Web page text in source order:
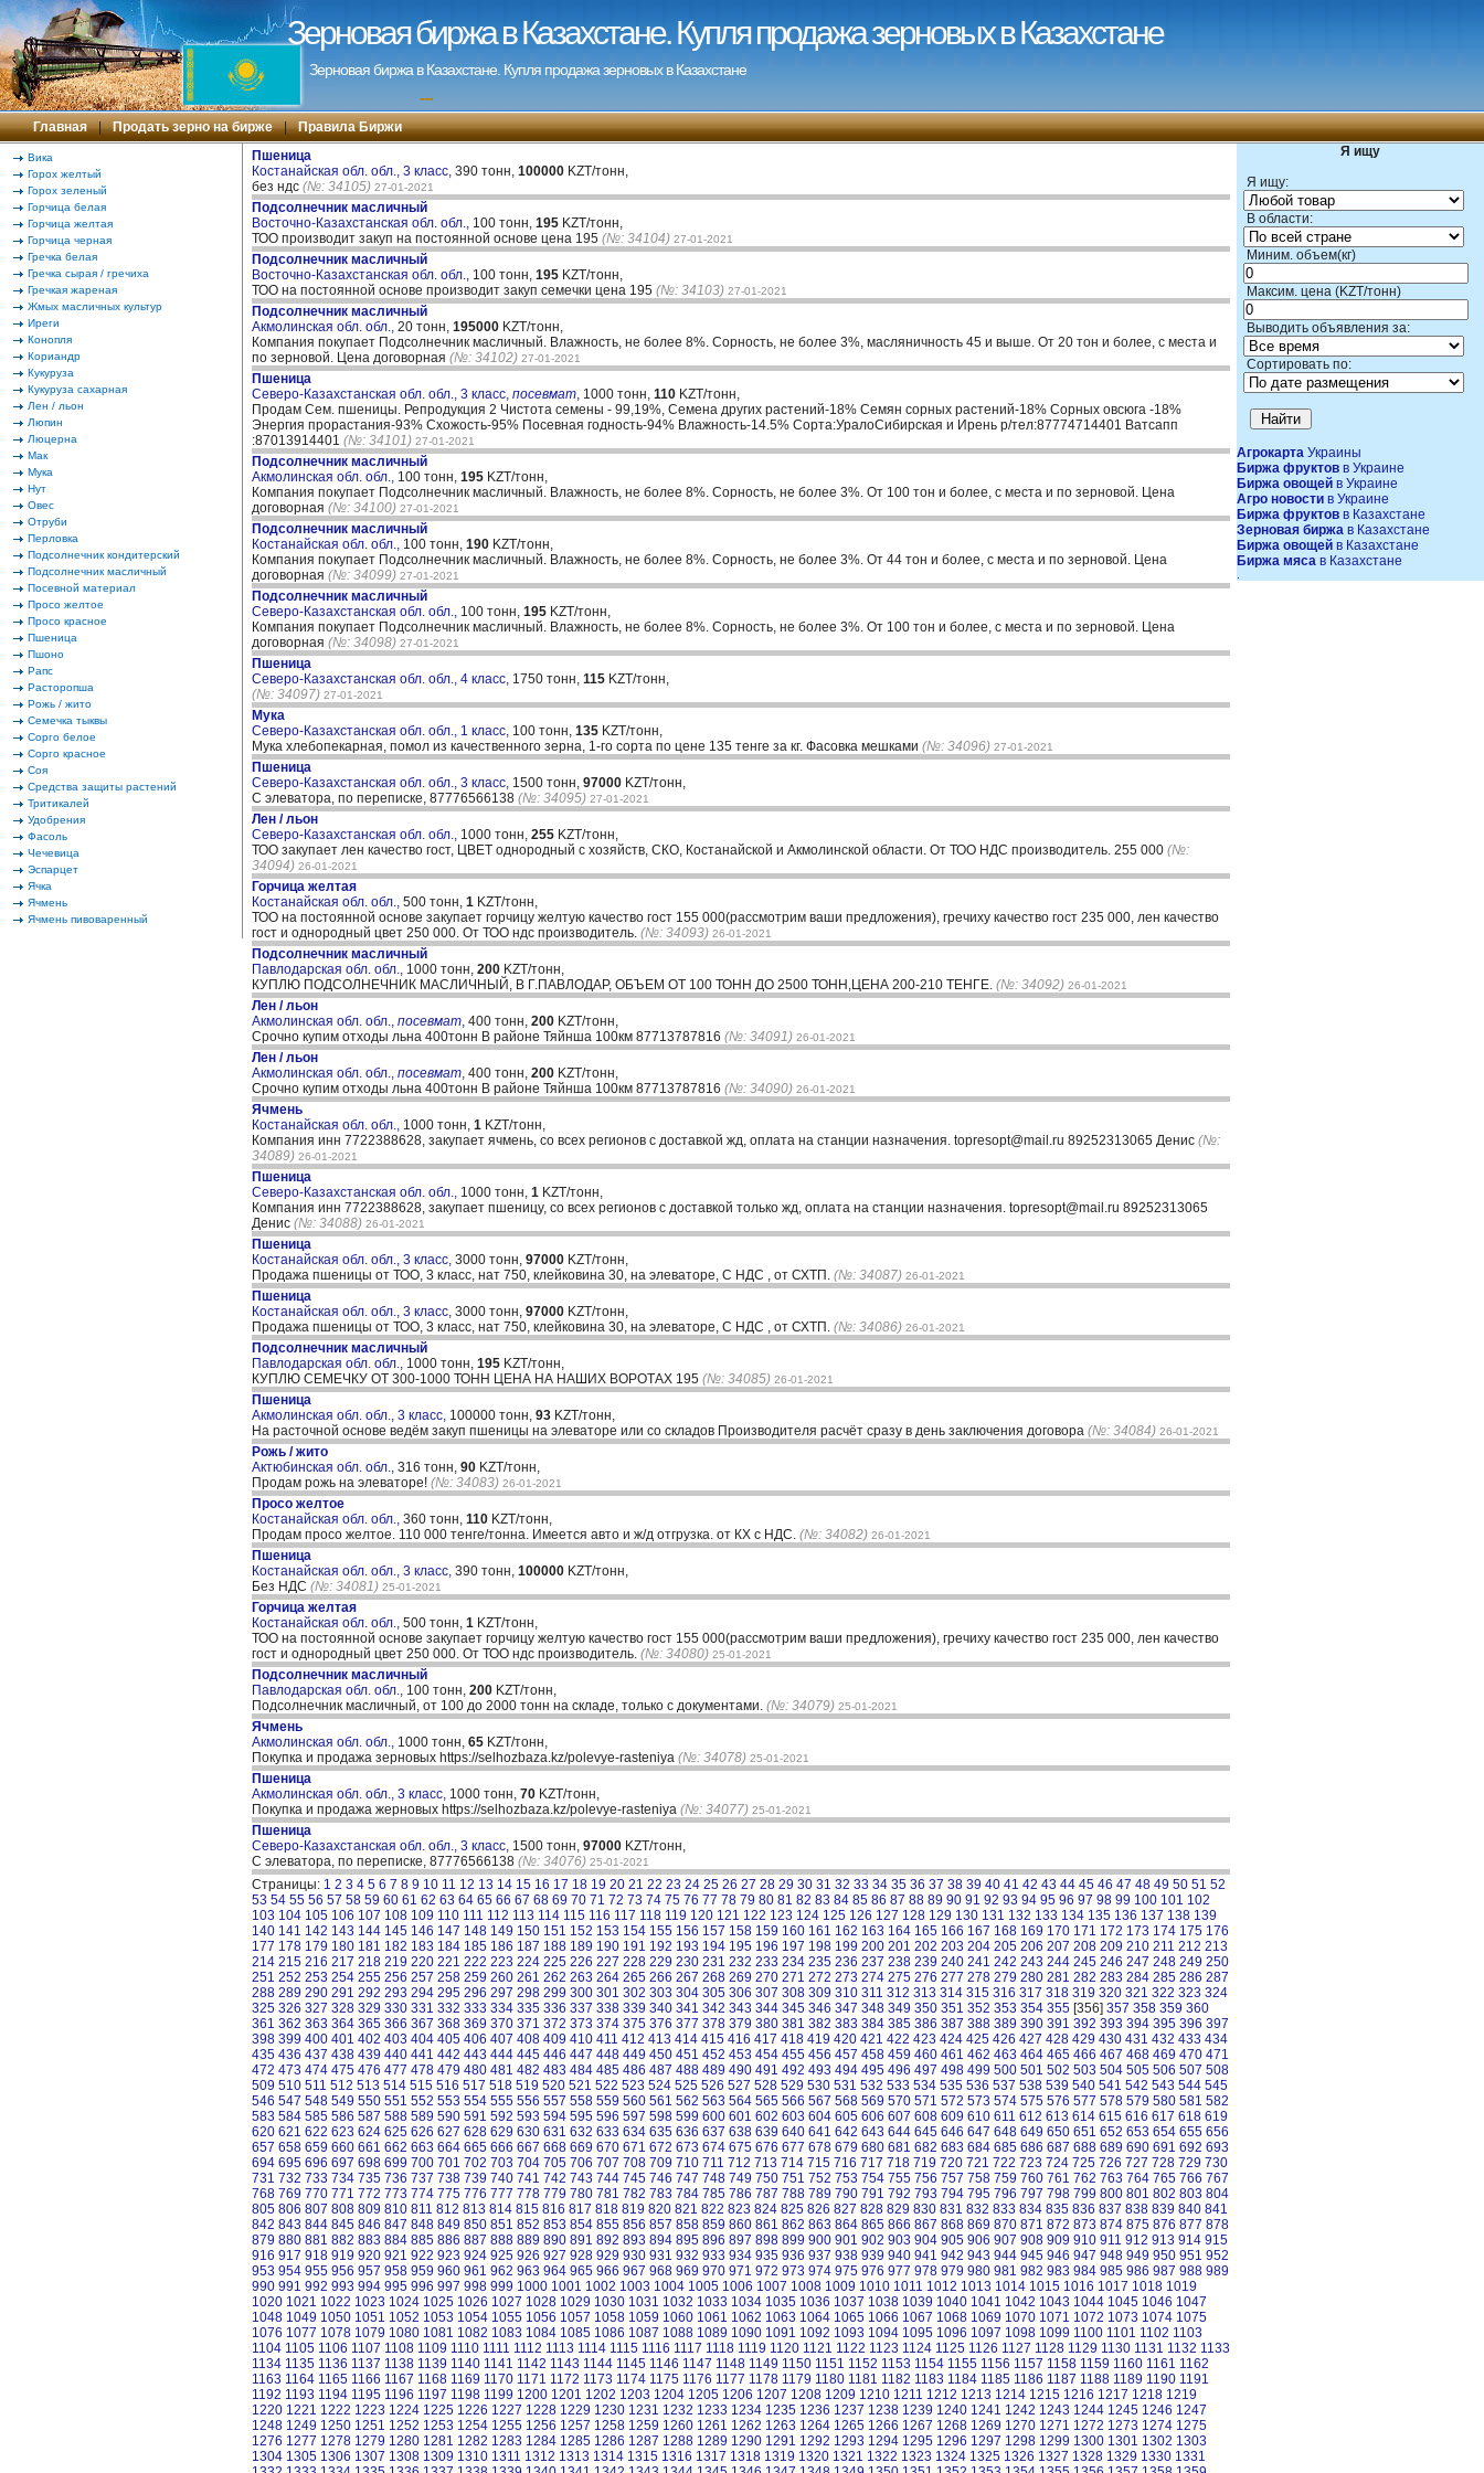
Зерновая биржа в Казахстане. Купля продажа зерновых в Казахстане
Зерновая биржа в Казахстане. Купля продажа зерновых в Казахстане
---
Главная | Продать зерно на бирже | Правила Биржи
Вика
Горох желтый
Горох зеленый
Горчица белая
Горчица желтая
Горчица черная
Гречка белая
Гречка сырая / гречиха
Гречкая жареная
Жмых масличных культур
Иреги
Конопля
Кориандр
Кукуруза
Кукуруза сахарная
Лен / льон
Люпин
Люцерна
Мак
Мука
Нут
Овес
Отруби
Перловка
Подсолнечник кондитерский
Подсолнечник масличный
Посевной материал
Просо желтое
Просо красное
Пшеница
Пшоно
Рапс
Расторопша
Рожь / жито
Семечка тыквы
Сорго белое
Сорго красное
Соя
Средства защиты растений
Тритикалей
Удобрения
Фасоль
Чечевица
Эспарцет
Ячка
Ячмень
Ячмень пивоваренный
Я ищу
Я ищу:
В области:
Миним. объем(кг)
Максим. цена (KZT/тонн)
Выводить объявления за:
Сортировать по:
Агрокарта Украины
Биржа фруктов в Украине
Биржа овощей в Украине
Агро новости в Украине
Биржа фруктов в Казахстане
Зерновая биржа в Казахстане
Биржа овощей в Казахстане
Биржа мяса в Казахстане
Пшеница
Костанайская обл. обл., 3 класс, 390 тонн, 100000 KZT/тонн,
без ндс (№: 34105) 27-01-2021
Подсолнечник масличный
Восточно-Казахстанская обл. обл., 100 тонн, 195 KZT/тонн,
ТОО производит закуп на постоянной основе цена 195 (№: 34104) 27-01-2021
Подсолнечник масличный
Восточно-Казахстанская обл. обл., 100 тонн, 195 KZT/тонн,
ТОО на постоянной основе производит закуп семечки цена 195 (№: 34103) 27-01-2021
Подсолнечник масличный
Акмолинская обл. обл., 20 тонн, 195000 KZT/тонн,
Компания покупает Подсолнечник масличный. Влажность, не более 8%. Сорность, не более 3%, масляничность 45 и выше. От 20 тон и более, с места и
по зерновой. Цена договорная (№: 34102) 27-01-2021
Пшеница
Северо-Казахстанская обл. обл., 3 класс, посевмат, 1000 тонн, 110 KZT/тонн,
Продам Сем. пшеницы. Репродукция 2 Чистота семены - 99,19%, Семена других растений-18% Семян сорных растений-18% Сорных овсюга -18%
Энергия прорастания-93% Схожость-95% Посевная годность-94% Влажность-14.5% Сорта:УралоСибирская и Ирень р/тел:87774714401 Ватсапп
:87013914401 (№: 34101) 27-01-2021
Подсолнечник масличный
Акмолинская обл. обл., 100 тонн, 195 KZT/тонн,
Компания покупает Подсолнечник масличный. Влажность, не более 8%. Сорность, не более 3%. От 100 тон и более, с места и по зерновой. Цена
договорная (№: 34100) 27-01-2021
Подсолнечник масличный
Костанайская обл. обл., 100 тонн, 190 KZT/тонн,
Компания покупает Подсолнечник масличный. Влажность, не более 8%. Сорность, не более 3%. От 44 тон и более, с места и по зерновой. Цена
договорная (№: 34099) 27-01-2021
Подсолнечник масличный
Северо-Казахстанская обл. обл., 100 тонн, 195 KZT/тонн,
Компания покупает Подсолнечник масличный. Влажность, не более 8%. Сорность, не более 3%. От 100 тон и более, с места и по зерновой. Цена
договорная (№: 34098) 27-01-2021
Пшеница
Северо-Казахстанская обл. обл., 4 класс, 1750 тонн, 115 KZT/тонн,
(№: 34097) 27-01-2021
Мука
Северо-Казахстанская обл. обл., 1 класс, 100 тонн, 135 KZT/тонн,
Мука хлебопекарная, помол из качественного зерна, 1-го сорта по цене 135 тенге за кг. Фасовка мешками (№: 34096) 27-01-2021
Пшеница
Северо-Казахстанская обл. обл., 3 класс, 1500 тонн, 97000 KZT/тонн,
С элеватора, по переписке, 87776566138 (№: 34095) 27-01-2021
Лен / льон
Северо-Казахстанская обл. обл., 1000 тонн, 255 KZT/тонн,
ТОО закупает лен качество гост, ЦВЕТ однородный с хозяйств, СКО, Костанайской и Акмолинской области. От ТОО НДС производитель. 255 000 (№:
34094) 26-01-2021
Горчица желтая
Костанайская обл. обл., 500 тонн, 1 KZT/тонн,
ТОО на постоянной основе закупает горчицу желтую качество гост 155 000(рассмотрим ваши предложения), гречиху качество гост 235 000, лен качество
гост и однородный цвет 250 000. От ТОО ндс производитель. (№: 34093) 26-01-2021
Подсолнечник масличный
Павлодарская обл. обл., 1000 тонн, 200 KZT/тонн,
КУПЛЮ ПОДСОЛНЕЧНИК МАСЛИЧНЫЙ, В Г.ПАВЛОДАР, ОБЪЕМ ОТ 100 ТОНН ДО 2500 ТОНН,ЦЕНА 200-210 ТЕНГЕ. (№: 34092) 26-01-2021
Лен / льон
Акмолинская обл. обл., посевмат, 400 тонн, 200 KZT/тонн,
Срочно купим отходы льна 400тонн В районе Тяйнша 100км 87713787816 (№: 34091) 26-01-2021
Лен / льон
Акмолинская обл. обл., посевмат, 400 тонн, 200 KZT/тонн,
Срочно купим отходы льна 400тонн В районе Тяйнша 100км 87713787816 (№: 34090) 26-01-2021
Ячмень
Костанайская обл. обл., 1000 тонн, 1 KZT/тонн,
Компания инн 7722388628, закупает ячмень, со всех регионов с доставкой жд, оплата на станции назначения. topresopt@mail.ru 89252313065 Денис (№:
34089) 26-01-2021
Пшеница
Северо-Казахстанская обл. обл., 1000 тонн, 1 KZT/тонн,
Компания инн 7722388628, закупает пшеницу, со всех регионов с доставкой только жд, оплата на станции назначения. topresopt@mail.ru 89252313065
Денис (№: 34088) 26-01-2021
Пшеница
Костанайская обл. обл., 3 класс, 3000 тонн, 97000 KZT/тонн,
Продажа пшеницы от ТОО, 3 класс, нат 750, клейковина 30, на элеваторе, С НДС , от СХТП. (№: 34087) 26-01-2021
Пшеница
Костанайская обл. обл., 3 класс, 3000 тонн, 97000 KZT/тонн,
Продажа пшеницы от ТОО, 3 класс, нат 750, клейковина 30, на элеваторе, С НДС , от СХТП. (№: 34086) 26-01-2021
Подсолнечник масличный
Павлодарская обл. обл., 1000 тонн, 195 KZT/тонн,
КУПЛЮ СЕМЕЧКУ ОТ 300-1000 ТОНН ЦЕНА НА НАШИХ ВОРОТАХ 195 (№: 34085) 26-01-2021
Пшеница
Акмолинская обл. обл., 3 класс, 100000 тонн, 93 KZT/тонн,
На расточной основе ведём закуп пшеницы на элеваторе или со складов Производителя расчёт сразу в день заключения договора (№: 34084) 26-01-2021
Рожь / жито
Актюбинская обл. обл., 316 тонн, 90 KZT/тонн,
Продам рожь на элеваторе! (№: 34083) 26-01-2021
Просо желтое
Костанайская обл. обл., 360 тонн, 110 KZT/тонн,
Продам просо желтое. 110 000 тенге/тонна. Имеется авто и ж/д отгрузка. от КХ с НДС. (№: 34082) 26-01-2021
Пшеница
Костанайская обл. обл., 3 класс, 390 тонн, 100000 KZT/тонн,
Без НДС (№: 34081) 25-01-2021
Горчица желтая
Костанайская обл. обл., 500 тонн, 1 KZT/тонн,
ТОО на постоянной основе закупает горчицу желтую качество гост 155 000(рассмотрим ваши предложения), гречиху качество гост 235 000, лен качество
гост и однородный цвет 250 000. От ТОО ндс производитель. (№: 34080) 25-01-2021
Подсолнечник масличный
Павлодарская обл. обл., 100 тонн, 200 KZT/тонн,
Подсолнечник масличный, от 100 до 2000 тонн на складе, только с документами. (№: 34079) 25-01-2021
Ячмень
Акмолинская обл. обл., 1000 тонн, 65 KZT/тонн,
Покупка и продажа зерновых https://selhozbaza.kz/polevye-rasteniya (№: 34078) 25-01-2021
Пшеница
Акмолинская обл. обл., 3 класс, 1000 тонн, 70 KZT/тонн,
Покупка и продажа жерновых https://selhozbaza.kz/polevye-rasteniya (№: 34077) 25-01-2021
Пшеница
Северо-Казахстанская обл. обл., 3 класс, 1500 тонн, 97000 KZT/тонн,
С элеватора, по переписке, 87776566138 (№: 34076) 25-01-2021
Страницы: 1 2 3 4 5 6 7 8 9 10 11 12 13 14 15 16 17 18 19 20 21 22 23 24 25 26 27 28 29 30 31 32 33 34 35 36 37 38 39 40 41 42 43 44 45 46 47 48 49 50 51 52
53 54 55 56 57 58 59 60 61 62 63 64 65 66 67 68 69 70 71 72 73 74 75 76 77 78 79 80 81 82 83 84 85 86 87 88 89 90 91 92 93 94 95 96 97 98 99 100 101 102
103 104 105 106 107 108 109 110 111 112 113 114 115 116 117 118 119 120 121 122 123 124 125 126 127 128 129 130 131 132 133 134 135 136 137 138 139
140 141 142 143 144 145 146 147 148 149 150 151 152 153 154 155 156 157 158 159 160 161 162 163 164 165 166 167 168 169 170 171 172 173 174 175 176
177 178 179 180 181 182 183 184 185 186 187 188 189 190 191 192 193 194 195 196 197 198 199 200 201 202 203 204 205 206 207 208 209 210 211 212 213
214 215 216 217 218 219 220 221 222 223 224 225 226 227 228 229 230 231 232 233 234 235 236 237 238 239 240 241 242 243 244 245 246 247 248 249 250
251 252 253 254 255 256 257 258 259 260 261 262 263 264 265 266 267 268 269 270 271 272 273 274 275 276 277 278 279 280 281 282 283 284 285 286 287
288 289 290 291 292 293 294 295 296 297 298 299 300 301 302 303 304 305 306 307 308 309 310 311 312 313 314 315 316 317 318 319 320 321 322 323 324
325 326 327 328 329 330 331 332 333 334 335 336 337 338 339 340 341 342 343 344 345 346 347 348 349 350 351 352 353 354 355 [356] 357 358 359 360
361 362 363 364 365 366 367 368 369 370 371 372 373 374 375 376 377 378 379 380 381 382 383 384 385 386 387 388 389 390 391 392 393 394 395 396 397
398 399 400 401 402 403 404 405 406 407 408 409 410 411 412 413 414 415 416 417 418 419 420 421 422 423 424 425 426 427 428 429 430 431 432 433 434
435 436 437 438 439 440 441 442 443 444 445 446 447 448 449 450 451 452 453 454 455 456 457 458 459 460 461 462 463 464 465 466 467 468 469 470 471
472 473 474 475 476 477 478 479 480 481 482 483 484 485 486 487 488 489 490 491 492 493 494 495 496 497 498 499 500 501 502 503 504 505 506 507 508
509 510 511 512 513 514 515 516 517 518 519 520 521 522 523 524 525 526 527 528 529 530 531 532 533 534 535 536 537 538 539 540 541 542 543 544 545
546 547 548 549 550 551 552 553 554 555 556 557 558 559 560 561 562 563 564 565 566 567 568 569 570 571 572 573 574 575 576 577 578 579 580 581 582
583 584 585 586 587 588 589 590 591 592 593 594 595 596 597 598 599 600 601 602 603 604 605 606 607 608 609 610 611 612 613 614 615 616 617 618 619
620 621 622 623 624 625 626 627 628 629 630 631 632 633 634 635 636 637 638 639 640 641 642 643 644 645 646 647 648 649 650 651 652 653 654 655 656
657 658 659 660 661 662 663 664 665 666 667 668 669 670 671 672 673 674 675 676 677 678 679 680 681 682 683 684 685 686 687 688 689 690 691 692 693
694 695 696 697 698 699 700 701 702 703 704 705 706 707 708 709 710 711 712 713 714 715 716 717 718 719 720 721 722 723 724 725 726 727 728 729 730
731 732 733 734 735 736 737 738 739 740 741 742 743 744 745 746 747 748 749 750 751 752 753 754 755 756 757 758 759 760 761 762 763 764 765 766 767
768 769 770 771 772 773 774 775 776 777 778 779 780 781 782 783 784 785 786 787 788 789 790 791 792 793 794 795 796 797 798 799 800 801 802 803 804
805 806 807 808 809 810 811 812 813 814 815 816 817 818 819 820 821 822 823 824 825 826 827 828 829 830 831 832 833 834 835 836 837 838 839 840 841
842 843 844 845 846 847 848 849 850 851 852 853 854 855 856 857 858 859 860 861 862 863 864 865 866 867 868 869 870 871 872 873 874 875 876 877 878
879 880 881 882 883 884 885 886 887 888 889 890 891 892 893 894 895 896 897 898 899 900 901 902 903 904 905 906 907 908 909 910 911 912 913 914 915
916 917 918 919 920 921 922 923 924 925 926 927 928 929 930 931 932 933 934 935 936 937 938 939 940 941 942 943 944 945 946 947 948 949 950 951 952
953 954 955 956 957 958 959 960 961 962 963 964 965 966 967 968 969 970 971 972 973 974 975 976 977 978 979 980 981 982 983 984 985 986 987 988 989
990 991 992 993 994 995 996 997 998 999 1000 1001 1002 1003 1004 1005 1006 1007 1008 1009 1010 1011 1012 1013 1014 1015 1016 1017 1018 1019
1020 1021 1022 1023 1024 1025 1026 1027 1028 1029 1030 1031 1032 1033 1034 1035 1036 1037 1038 1039 1040 1041 1042 1043 1044 1045 1046 1047
1048 1049 1050 1051 1052 1053 1054 1055 1056 1057 1058 1059 1060 1061 1062 1063 1064 1065 1066 1067 1068 1069 1070 1071 1072 1073 1074 1075
1076 1077 1078 1079 1080 1081 1082 1083 1084 1085 1086 1087 1088 1089 1090 1091 1092 1093 1094 1095 1096 1097 1098 1099 1100 1101 1102 1103
1104 1105 1106 1107 1108 1109 1110 1111 1112 1113 1114 1115 1116 1117 1118 1119 1120 1121 1122 1123 1124 1125 1126 1127 1128 1129 1130 1131 1132 1133
1134 1135 1136 1137 1138 1139 1140 1141 1142 1143 1144 1145 1146 1147 1148 1149 1150 1151 1152 1153 1154 1155 1156 1157 1158 1159 1160 1161 1162
1163 1164 1165 1166 1167 1168 1169 1170 1171 1172 1173 1174 1175 1176 1177 1178 1179 1180 1181 1182 1183 1184 1185 1186 1187 1188 1189 1190 1191
1192 1193 1194 1195 1196 1197 1198 1199 1200 1201 1202 1203 1204 1205 1206 1207 1208 1209 1210 1211 1212 1213 1214 1215 1216 1217 1218 1219
1220 1221 1222 1223 1224 1225 1226 1227 1228 1229 1230 1231 1232 1233 1234 1235 1236 1237 1238 1239 1240 1241 1242 1243 1244 1245 1246 1247
1248 1249 1250 1251 1252 1253 1254 1255 1256 1257 1258 1259 1260 1261 1262 1263 1264 1265 1266 1267 1268 1269 1270 1271 1272 1273 1274 1275
1276 1277 1278 1279 1280 1281 1282 1283 1284 1285 1286 1287 1288 1289 1290 1291 1292 1293 1294 1295 1296 1297 1298 1299 1300 1301 1302 1303
1304 1305 1306 1307 1308 1309 1310 1311 1312 1313 1314 1315 1316 1317 1318 1319 1320 1321 1322 1323 1324 1325 1326 1327 1328 1329 1330 1331